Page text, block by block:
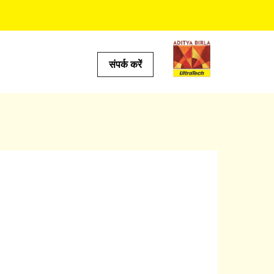
संपर्क करें